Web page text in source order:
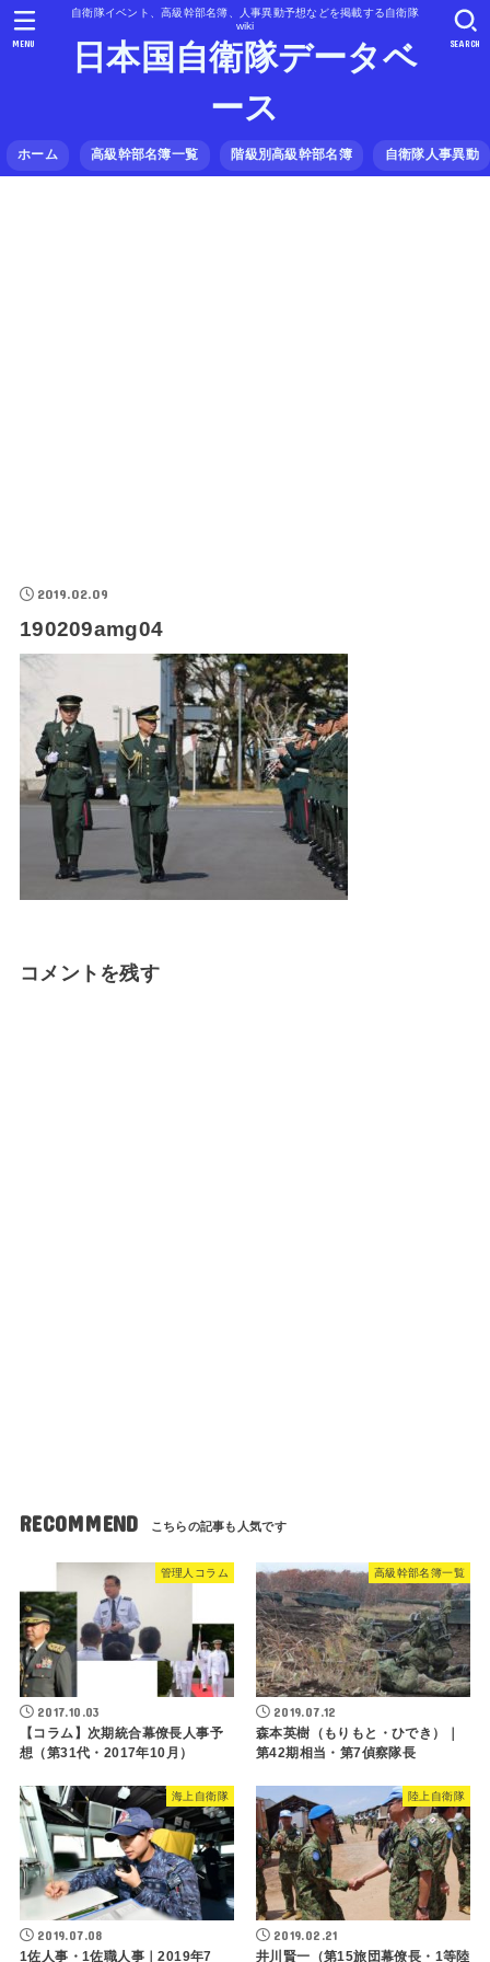
自衛隊イベント、高級幹部名簿、人事異動予想などを掲載する自衛隊
wiki
日本国自衛隊データベ
ース
ホーム 高級幹部名簿一覧 階級別高級幹部名簿 自衛隊人事異動
SEARCH
MENU
2019.02.09
190209amg04
コメントを残す
RECOMMEND
管理人コラム
2017.10.03
【コラム】次期統合幕僚長人事予
想（第31代・2017年10月）
高級幹部名簿一覧
2019.07.12
森本英樹（もりもと・ひでき）｜
第42期相当・第7偵察隊長
海上自衛隊
2019.07.08
1佐人事・1佐職人事｜2019年7
陸上自衛隊
2019.02.21
井川賢一（第15旅団幕僚長・1等陸